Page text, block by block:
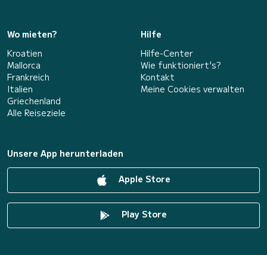
Wo mieten?
Kroatien
Mallorca
Frankreich
Italien
Griechenland
Alle Reiseziele
Hilfe
Hilfe-Center
Wie funktioniert's?
Kontakt
Meine Cookies verwalten
Unsere App herunterladen
Apple Store
Play Store